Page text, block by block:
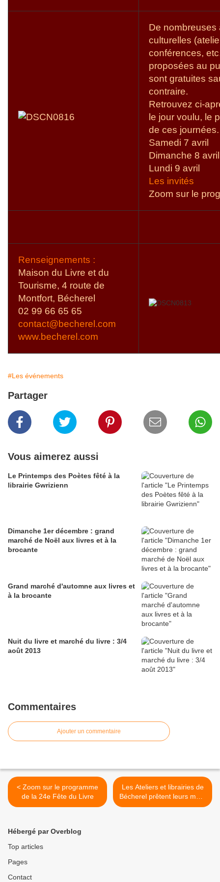
De nombreuses
culturelles
conférences,
proposées au
sont gratuites
contraire.
Retrouvez ci-
le jour voulu, le
de ces journées.
Samedi 7 avril
Dimanche 8 avril
Lundi 9 avril
Les invités
Zoom sur le
Renseignements :
Maison du Livre et du
Tourisme, 4 route de
Montfort, Bécherel
02 99 66 65 65
contact@becherel.com
www.becherel.com
#Les événements
Partager
Vous aimerez aussi
Le Printemps des Poètes fêté à la
librairie Gwrizienn
Dimanche 1er décembre : grand
marché de Noël aux livres et à la
brocante
Grand marché d'automne aux livres et
à la brocante
Nuit du livre et marché du livre : 3/4
août 2013
Commentaires
Ajouter un commentaire
< Zoom sur le programme
de la 24e Fête du Livre
Les Ateliers et librairies de
Bécherel prêtent leurs murs
aux artistes >
Hébergé par Overblog
Top articles
Pages
Contact